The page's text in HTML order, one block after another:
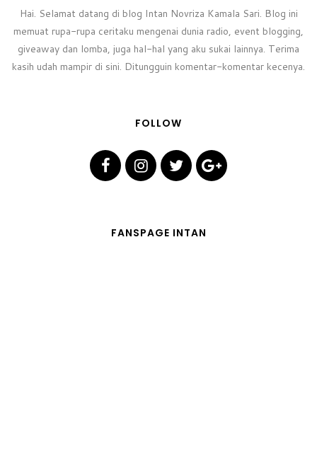
Hai. Selamat datang di blog Intan Novriza Kamala Sari. Blog ini
memuat rupa-rupa ceritaku mengenai dunia radio, event blogging,
giveaway dan lomba, juga hal-hal yang aku sukai lainnya. Terima
kasih udah mampir di sini. Ditungguin komentar-komentar kecenya.
FOLLOW
FANSPAGE INTAN